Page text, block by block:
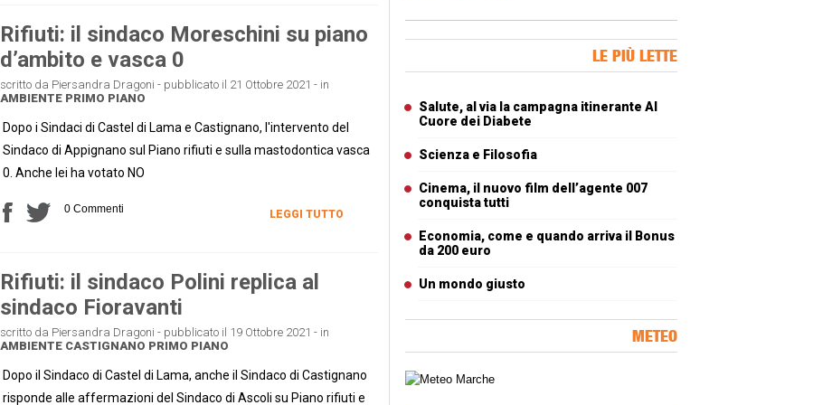
Rifiuti: il sindaco Moreschini su piano
d’ambito e vasca 0
scritto da Piersandra Dragoni - pubblicato il 21 Ottobre 2021 - in
AMBIENTE PRIMO PIANO
Dopo i Sindaci di Castel di Lama e Castignano, l'intervento del
Sindaco di Appignano sul Piano rifiuti e sulla mastodontica vasca
0. Anche lei ha votato NO
0 Commenti LEGGI TUTTO
Rifiuti: il sindaco Polini replica al
sindaco Fioravanti
scritto da Piersandra Dragoni - pubblicato il 19 Ottobre 2021 - in
AMBIENTE CASTIGNANO PRIMO PIANO
Dopo il Sindaco di Castel di Lama, anche il Sindaco di Castignano
risponde alle affermazioni del Sindaco di Ascoli su Piano rifiuti e
LE PIÙ LETTE
Salute, al via la campagna itinerante Al
Cuore dei Diabete
Scienza e Filosofia
Cinema, il nuovo film dell’agente 007
conquista tutti
Economia, come e quando arriva il Bonus
da 200 euro
Un mondo giusto
METEO
Carta meteorologica delle Marche